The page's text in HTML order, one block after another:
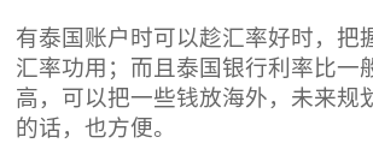
有泰国账户时可以趁汇率好时，把
汇率功用；而且泰国银行利率比一
高，可以把一些钱放海外，未来规
的话，也方便。